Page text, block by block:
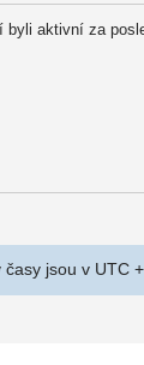
byli aktivní za
časy jsou v UTC